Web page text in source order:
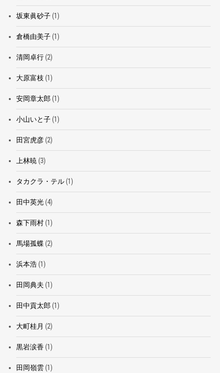
坂東眞砂子(1)
倉橋由美子(1)
清岡卓行(2)
大原富枝 (1)
安岡章太郎 (1)
小山いと子(1)
田宮虎彦(2)
上林暁(3)
タカクラ・テル(1)
田中英光(4)
森下雨村(1)
馬場孤蝶 (2)
浜本浩(1)
田岡典夫 (1)
田中貢太郎 (1)
大町桂月 (2)
黒岩涙香(1)
田岡嶺雲(1)